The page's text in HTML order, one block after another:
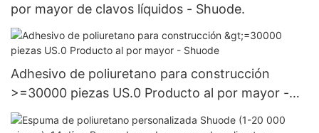
por mayor de clavos líquidos - Shuode.
Adhesivo de poliuretano para construcción
>=30000 piezas US.0 Producto al por mayor -
Shuode